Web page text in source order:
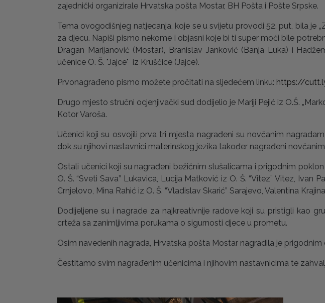
zajednički organizirale Hrvatska pošta Mostar, BH Pošta i Pošte Srpske.
Tema ovogodišnjeg natjecanja, koje se u svijetu provodi 52. put, bila je
za djecu. Napiši pismo nekome i objasni koje bi ti super moći bile
Dragan Marijanović (Mostar), Branislav Janković (Banja Luka) i
učenice O. Š. "Jajce" iz Kruščice (Jajce).
Prvonagrađeno pismo možete pročitati na sljedećem linku: https://
Drugo mjesto stručni ocjenjivački sud dodijelio je Mariji Pejić iz O.Š.
Kotor Varoša.
Učenici koji su osvojili prva tri mjesta nagrađeni su novčanim
dok su njihovi nastavnici materinskog jezika također nagrađeni
Ostali učenici koji su nagrađeni bežičnim slušalicama i prigodnim
O. Š. “Sveti Sava” Lukavica, Lucija Matković iz O. Š. “Vitez” Vitez,
Crnjelovo, Mina Rahić iz O. Š. “Vladislav Skarić” Sarajevo, Valentina
Dodijeljene su i nagrade za najkreativnije radove koji su pristigli kao
crteža sa zanimljivima porukama o sigurnosti djece u prometu.
Osim navedenih nagrada, Hrvatska pošta Mostar nagradila je prigodnim
Čestitamo svim nagrađenim učenicima i njihovim nastavnicima te